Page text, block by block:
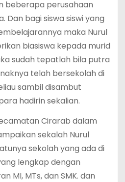
beberapa perusahaan
Dan bagi siswa siswi yang
maka Nurul
biasiswa kepada murid
sudah tepatlah bila putra
telah bersekolah di
sambil disambut
hadirin sekalian.
Cirarab dalam
sekalah Nurul
sekolah yang ada di
lengkap dengan
MI, MTs, dan SMK. dan